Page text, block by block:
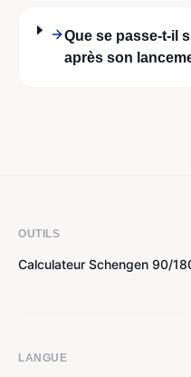
Que se passe-t-il
après son
OUTILS
Calculateur Schengen 90/
LANGUE